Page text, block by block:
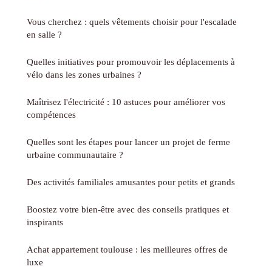
Vous cherchez : quels vêtements choisir pour l'escalade
en salle ?
Quelles initiatives pour promouvoir les déplacements à
vélo dans les zones urbaines ?
Maîtrisez l'électricité : 10 astuces pour améliorer vos
compétences
Quelles sont les étapes pour lancer un projet de ferme
urbaine communautaire ?
Des activités familiales amusantes pour petits et grands
Boostez votre bien-être avec des conseils pratiques et
inspirants
Achat appartement toulouse : les meilleures offres de
luxe